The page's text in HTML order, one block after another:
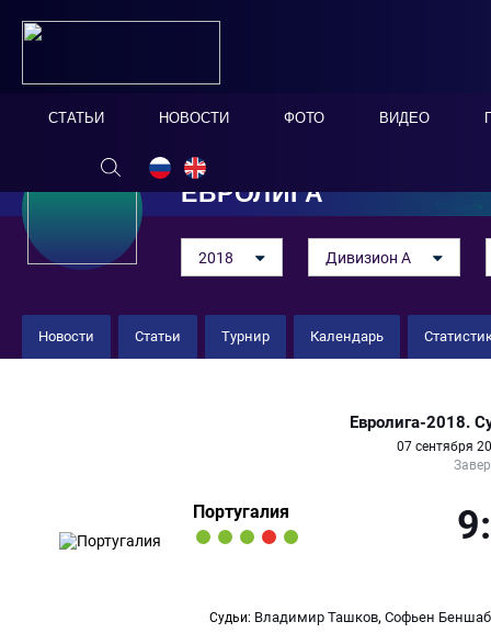
СТАТЬИ НОВОСТИ ФОТО ВИДЕО
ЕВРОЛИГА
2018 Дивизион А
Новости Статьи Турнир Календарь
Евролига-2018.
07 сентября
Португалия
Судьи: Владимир Ташков, Софьен